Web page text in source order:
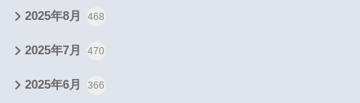
2025年8月 468
2025年7月 470
2025年6月 366